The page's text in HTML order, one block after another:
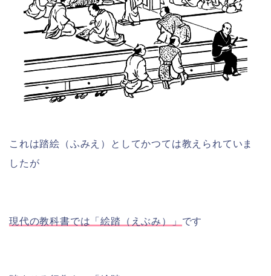
これは踏絵（ふみえ）としてかつては教えられていま
したが
現代の教科書では「絵踏（えぶみ）」 です